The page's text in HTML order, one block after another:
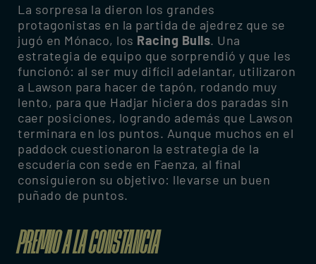
La sorpresa la dieron los grandes
protagonistas en la partida de ajedrez que se
jugó en Mónaco, los Racing Bulls. Una
estrategia de equipo que sorprendió y que les
funcionó: al ser muy difícil adelantar, utilizaron
a Lawson para hacer de tapón, rodando muy
lento, para que Hadjar hiciera dos paradas sin
caer posiciones, logrando además que Lawson
terminara en los puntos. Aunque muchos en el
paddock cuestionaron la estrategia de la
escudería con sede en Faenza, al final
consiguieron su objetivo: llevarse un buen
puñado de puntos.
PREMIO A LA CONSTANCIA